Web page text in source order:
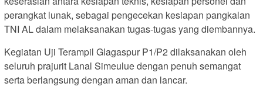
perangkat lunak, sebagai pengecekan kesiapan pangkalan
TNI AL dalam melaksanakan tugas-tugas yang diembannya.
Kegiatan Uji Terampil Glagaspur P1/P2 dilaksanakan oleh
seluruh prajurit Lanal Simeulue dengan penuh semangat
serta berlangsung dengan aman dan lancar.